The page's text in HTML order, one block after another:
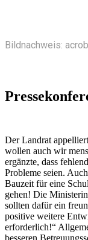
Bildnachweis:
Der Landrat
wollen auch wir
ergänzte, dass
Probleme seien.
Bauzeit für eine
gehen! Die
sollten dafür ein
positive weitere
erforderlich!“
besseren